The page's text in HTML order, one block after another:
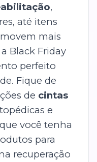
,
até itens
mais
a Black Friday
perfeito
Fique de
de cintas
e
você tenha
para
recuperação